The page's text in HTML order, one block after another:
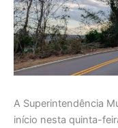
A Superintendência
início nesta quinta-